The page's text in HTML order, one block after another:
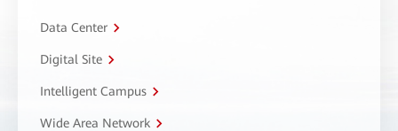
Data Center
Digital Site
Intelligent Campus
Wide Area Network